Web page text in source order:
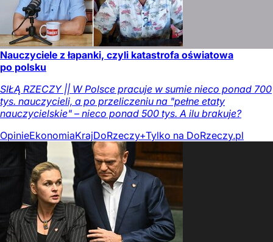
Nauczyciele z łapanki, czyli katastrofa oświatowa
po polsku
SIŁĄ RZECZY || W Polsce pracuje w sumie nieco ponad 700
tys. nauczycieli, a po przeliczeniu na "pełne etaty
nauczycielskie" – nieco ponad 500 tys. A ilu brakuje?
OpinieEkonomiaKrajDoRzeczy+Tylko na DoRzeczy.pl